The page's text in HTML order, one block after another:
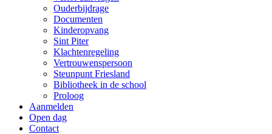
Ouderbijdrage
Documenten
Kinderopvang
Sint Piter
Klachtenregeling
Vertrouwenspersoon
Steunpunt Friesland
Bibliotheek in de school
Proloog
Aanmelden
Open dag
Contact